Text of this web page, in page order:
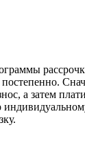
а затем